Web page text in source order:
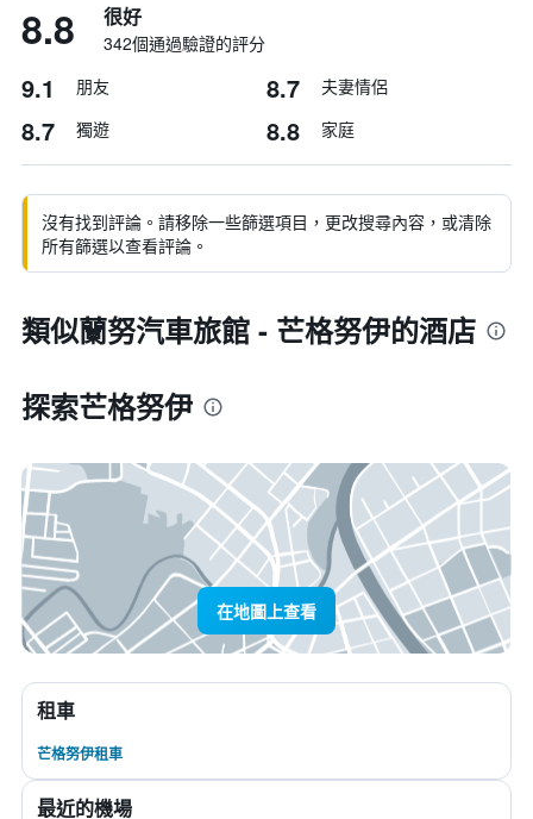
8.8 很好
342個通過驗證的評分
9.1 朋友 8.7 夫妻情侶
8.7 獨遊 8.8 家庭
沒有找到評論。請移除一些篩選項目，更改搜尋內容，或清除
所有篩選以查看評論。
類似蘭努汽車旅館 - 芒格努伊的酒店
探索芒格努伊
在地圖上查看
租車
芒格努伊租車
最近的機場